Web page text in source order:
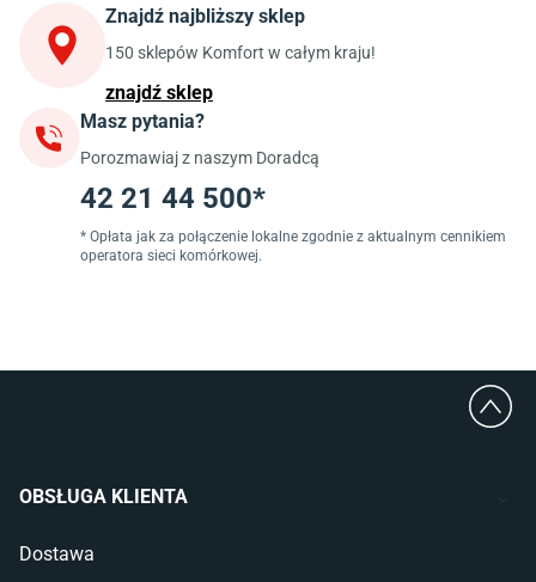
Szafki kuchenne wiszące (górne)
Szafki pod zlewozmywak
Blaty kuchenne laminowane
Jadalnia
Stoły do jadalni
Krzesła do jadalni
Dywany szare
Lampy w stylu loftowym
Lampy wiszące do jadalni
Wanny Cersanit
Sypialnia
Znajdź najbliższy sklep
150 sklepów Komfort w całym kraju!
znajdź sklep
Masz pytania?
Porozmawiaj z naszym Doradcą
42 21 44 500*
* Opłata jak za połączenie lokalne zgodnie z aktualnym cennikiem
operatora sieci komórkowej.
OBSŁUGA KLIENTA
Dostawa